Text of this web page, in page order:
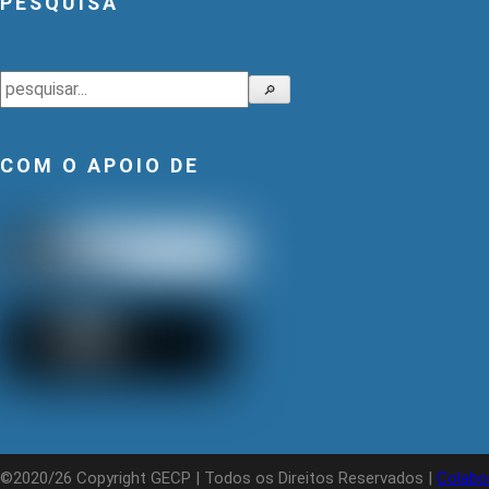
Pesquisar 🔎
COM O APOIO DE
©2020/26 Copyright GECP | Todos os Direitos Reservados |